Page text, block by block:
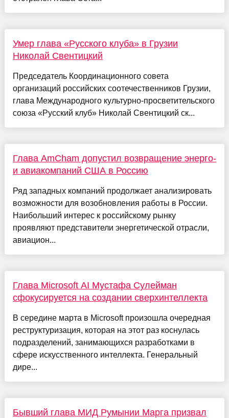
Умер глава «Русского клуба» в Грузии
Николай Свентицкий
Председатель Координационного совета
организаций российских соотечественников Грузии,
глава Международного культурно-просветительского
союза «Русский клуб» Николай Свентицкий ск...
Глава AmCham допустил возвращение энерго-
и авиакомпаний США в Россию
Ряд западных компаний продолжает анализировать
возможности для возобновления работы в России.
Наибольший интерес к российскому рынку
проявляют представители энергетической отрасли,
авиацион...
Глава Microsoft AI Мустафа Сулейман
сфокусируется на создании сверхинтеллекта
В середине марта в Microsoft произошла очередная
реструктуризация, которая на этот раз коснулась
подразделений, занимающихся разработками в
сфере искусственного интеллекта. Генеральный
дире...
Бывший глава МИД Румынии Марга призвал